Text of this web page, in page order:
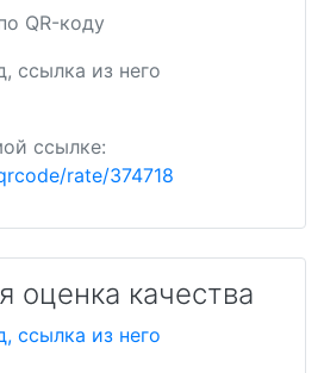
QR-коду
ссылке:
rate/374718
оценка качества